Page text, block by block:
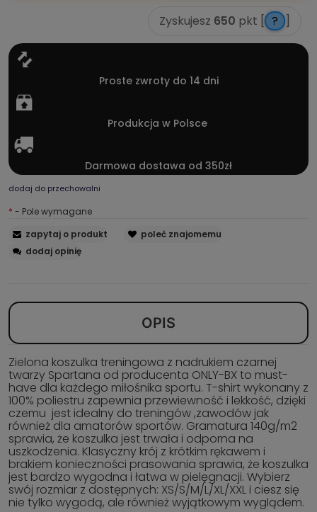
Zyskujesz 650 pkt [ ?
Darmowa dostawa od 350zł
Produkcja w Polsce
Proste zwroty do 14 dni
dodaj do przechowalni
* - Pole wymagane
zapytaj o produkt
poleć znajomemu
dodaj opinię
OPIS
Zielona koszulka treningowa z nadrukiem czarnej
twarzy Spartana od producenta ONLY-BX to must-
have dla każdego miłośnika sportu. T-shirt wykonany z
100% poliestru zapewnia przewiewność i lekkość, dzięki
czemu jest idealny do treningów ,zawodów jak
również dla amatorów sportów. Gramatura 140g/m2
sprawia, że koszulka jest trwała i odporna na
uszkodzenia. Klasyczny krój z krótkim rękawem i
brakiem konieczności prasowania sprawia, że koszulka
jest bardzo wygodna i łatwa w pielęgnacji. Wybierz
swój rozmiar z dostępnych: XS/S/M/L/XL/XXL i ciesz się
nie tylko wygodą, ale również wyjątkowym wyglądem.